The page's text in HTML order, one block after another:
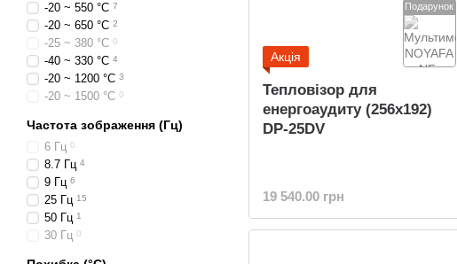
Подарунок
Акція
Тепловізор для
енергоаудиту (256x192)
DP-25DV
19 540.00 грн
-20 ~ 550 °C 7
-20 ~ 650 °C 2
-25 ~ 380 °C 0
-40 ~ 330 °C 4
-20 ~ 1200 °C 3
-20 ~ 1500 °C 0
Частота зображення (Гц)
6 Гц 0
8.7 Гц 4
9 Гц 6
25 Гц 15
50 Гц 1
30 Гц 0